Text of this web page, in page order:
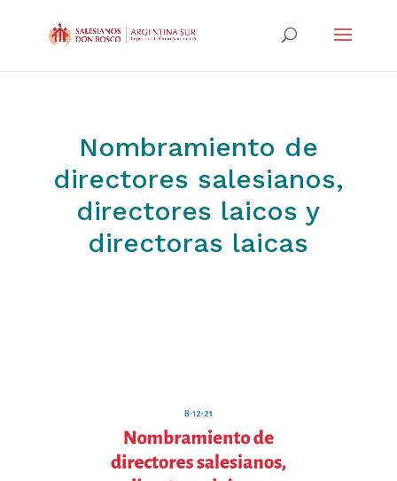
Nombramiento de
directores salesianos,
directores laicos y
directoras laicas